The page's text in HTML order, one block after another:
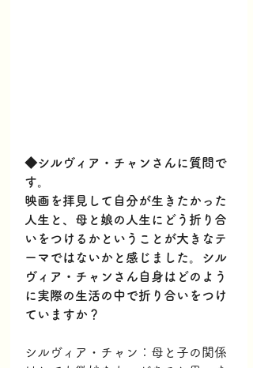
◆シルヴィア・チャンさんに質問で
す。
映画を拝見して自分が生きたかった
人生と、母と娘の人生にどう折り合
いをつけるかということが大きなテ
ーマではないかと感じました。シル
ヴィア・チャンさん自身はどのよう
に実際の生活の中で折り合いをつけ
ていますか？
シルヴィア・チャン：母と子の関係